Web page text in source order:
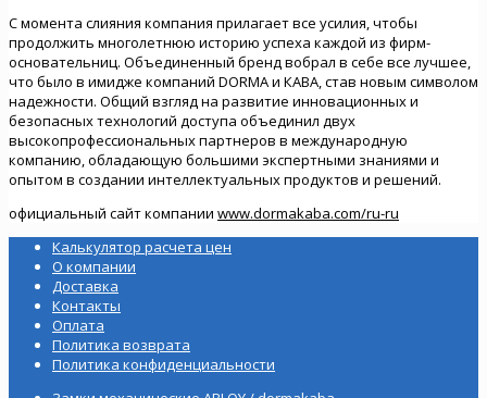
С момента слияния компания прилагает все усилия, чтобы
продолжить многолетнюю историю успеха каждой из фирм-
основательниц. Объединенный бренд вобрал в себе все лучшее,
что было в имидже компаний DORMA и КABA, став новым символом
надежности. Общий взгляд на развитие инновационных и
безопасных технологий доступа объединил двух
высокопрофессиональных партнеров в международную
компанию, обладающую большими экспертными знаниями и
опытом в создании интеллектуальных продуктов и решений.
официальный сайт компании www.dormakaba.com/ru-ru
Калькулятор расчета цен
О компании
Доставка
Контакты
Оплата
Политика возврата
Политика конфиденциальности